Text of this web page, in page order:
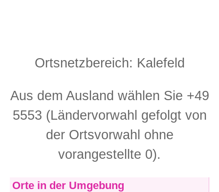
Ortsnetzbereich: Kalefeld
Aus dem Ausland wählen Sie +49
5553 (Ländervorwahl gefolgt von
der Ortsvorwahl ohne
vorangestellte 0).
Orte in der Umgebung